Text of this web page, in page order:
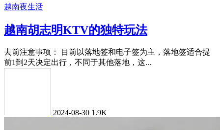
越南夜生活
越南胡志明KTV的独特玩法
去前注意事项： 目前以落地签和电子签为主，落地签适合提
前1到2天决定出行，不同于其他落地，这...
2024-08-30 1.9K